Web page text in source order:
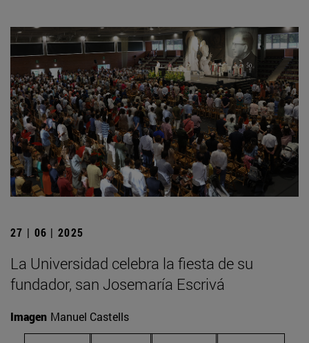
27 | 06 | 2025
La Universidad celebra la fiesta de su
fundador, san Josemaría Escrivá
Imagen Manuel Castells